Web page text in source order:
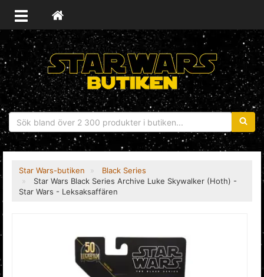
Star Wars-butiken
Black Series
Star Wars Black Series Archive Luke Skywalker (Hoth) -
Star Wars - Leksaksaffären